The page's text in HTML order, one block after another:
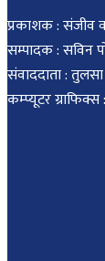
प्रकाशक : संजीव
सम्पादक : सविन
संवाददाता : तुलसा
कम्प्यूटर